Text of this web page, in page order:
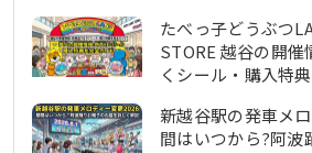
たべっ子どうぶつ
STORE 越谷の開
くシール・購入特
新越谷駅の発車メ
間はいつから?阿波